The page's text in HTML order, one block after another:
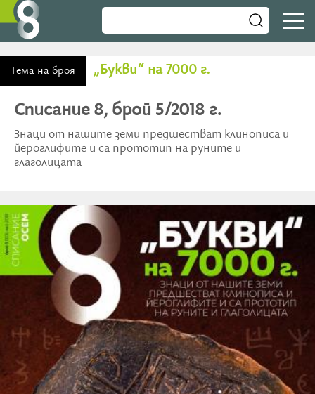
Тема на броя „Букви“ на 7000 г.
Списание 8, брой 5/2018 г.
Знаци от нашите земи предшестват клинописа и
йероглифите и са прототип на руните и
глаголицата